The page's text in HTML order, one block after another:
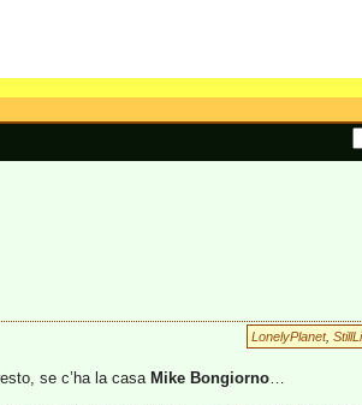
LonelyPlanet,
se c’ha la casa Mike Bongiorno…